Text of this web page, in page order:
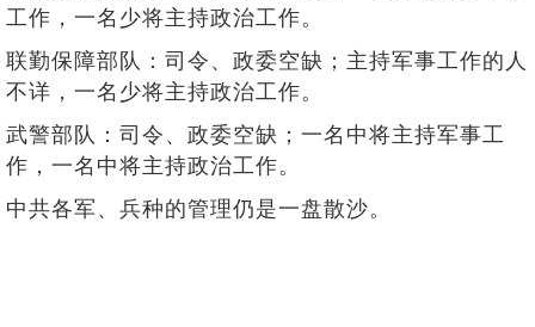
工作，一名少将主持政治工作。
联勤保障部队：司令、政委空缺；主持军事工作的人
不详，一名少将主持政治工作。
武警部队：司令、政委空缺；一名中将主持军事工
作，一名中将主持政治工作。
中共各军、兵种的管理仍是一盘散沙。